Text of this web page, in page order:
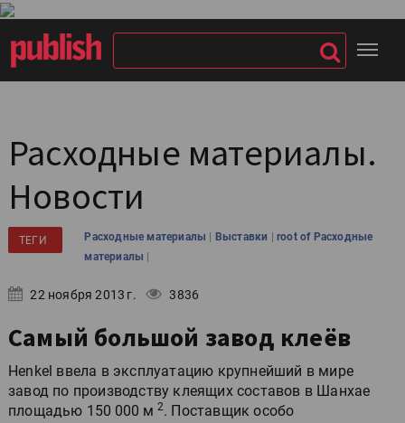
Расходные материалы.
Новости
ТЕГИ Расходные материалы | Выставки |root of Расходные
материалы |
22 ноября 2013 г. 3836
Самый большой завод клеёв
Henkel ввела в эксплуатацию крупнейший в мире
завод по производству клеящих составов в Шанхае
площадью 150 000 м 2. Поставщик особо